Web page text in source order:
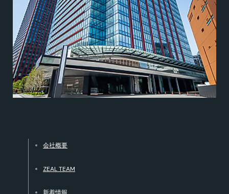
会社概要
ZEAL TEAM